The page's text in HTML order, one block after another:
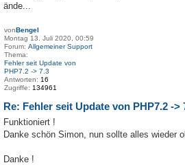
ände...
vonBengel
Montag 13. Juli 2020, 00:59
Forum: Allgemeiner Support
Thema:
Fehler seit Update von
PHP7.2 -> 7.3
Antworten: 16
Zugriffe: 134961
Re: Fehler seit Update von PHP7.2 ->
Funktioniert !
Danke schön Simon, nun sollte alles wieder
Danke !